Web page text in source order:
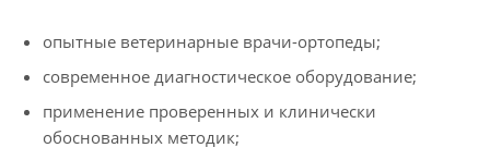
опытные ветеринарные врачи-ортопеды;
современное диагностическое оборудование;
применение проверенных и клинически
обоснованных методик;